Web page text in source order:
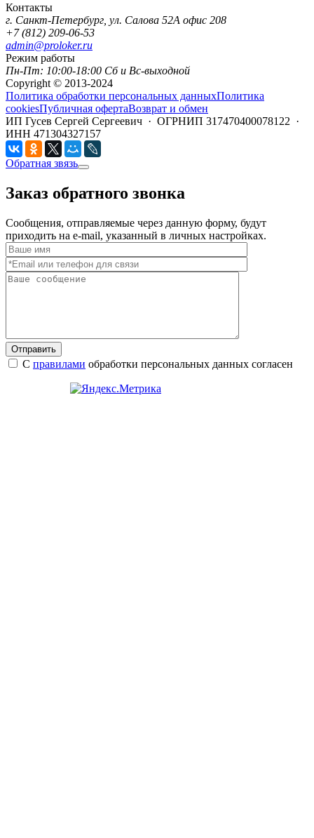
Контакты
г. Санкт-Петербург, ул. Салова 52А офис 208
+7 (812) 209-06-53
admin@proloker.ru
Режим работы
Пн-Пт: 10:00-18:00 Сб и Вс-выходной
Copyright © 2013-2024
Политика обработки персональных данныхПолитика
cookiesПубличная офертаВозврат и обмен
ИП Гусев Сергей Сергеевич · ОГРНИП 317470400078122 ·
ИНН 471304327157
Обратная звязь
Заказ обратного звонка
Сообщения, отправляемые через данную форму, будут
приходить на e-mail, указанный в личных настройках.
Отправить
С правилами обработки персональных данных согласен